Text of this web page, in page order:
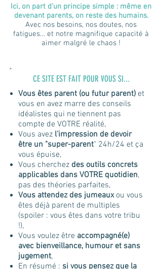
Ici, on part d'un principe simple : même en
devenant parents, on reste des humains.
Avec nos besoins, nos doutes, nos
fatigues… et notre magnifique capacité à
aimer malgré le chaos !
CE SITE EST FAIT POUR VOUS SI...
Vous êtes parent (ou futur parent) et
vous en avez marre des conseils
idéalistes qui ne tiennent pas
compte de VOTRE réalité,
Vous avez l'impression de devoir
être un "super-parent" 24h/24 et ça
vous épuise,
Vous cherchez des outils concrets
applicables dans VOTRE quotidien,
pas des théories parfaites,
Vous attendez des jumeaux ou vous
êtes déjà parent de multiples
(spoiler : vous êtes dans votre tribu
!),
Vous voulez être accompagné(e)
avec bienveillance, humour et sans
jugement,
En résumé : si vous pensez que la